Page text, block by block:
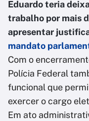
Eduardo teria
trabalho por mais
apresentar
mandato
Com o
Polícia Federal
funcional que
exercer o cargo
Em ato